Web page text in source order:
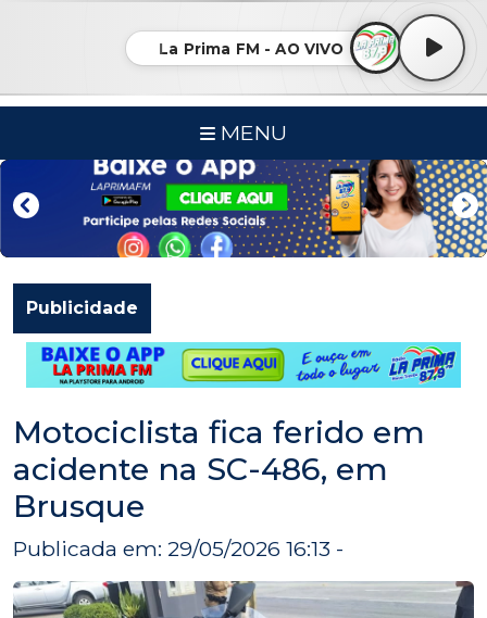
La Prima FM - AO VIVO
MENU
Publicidade
Motociclista fica ferido em
acidente na SC-486, em
Brusque
Publicada em: 29/05/2026 16:13 -